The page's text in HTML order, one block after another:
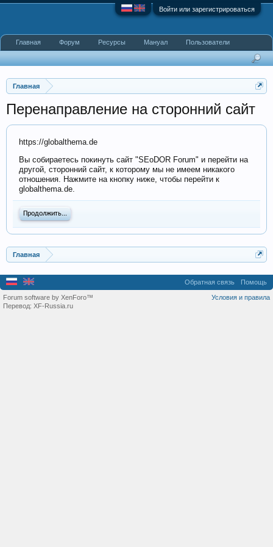
Войти или зарегистрироваться
Главная
Перенаправление на сторонний сайт
https://globalthema.de
Вы собираетесь покинуть сайт "SEoDOR Forum" и перейти на
другой, сторонний сайт, к которому мы не имеем никакого
отношения. Нажмите на кнопку ниже, чтобы перейти к
globalthema.de.
Продолжить...
Главная
Главная Форум Ресурсы Мануал Пользователи
Обратная связь Помощь
Условия и правила
Forum software by XenForo™
Перевод: XF-Russia.ru